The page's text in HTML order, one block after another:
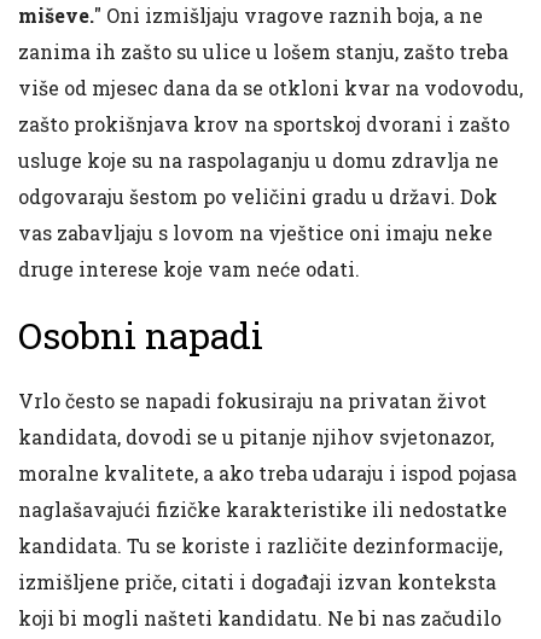
miševe." Oni izmišljaju vragove raznih boja, a ne
zanima ih zašto su ulice u lošem stanju, zašto treba
više od mjesec dana da se otkloni kvar na vodovodu,
zašto prokišnjava krov na sportskoj dvorani i zašto
usluge koje su na raspolaganju u domu zdravlja ne
odgovaraju šestom po veličini gradu u državi. Dok
vas zabavljaju s lovom na vještice oni imaju neke
druge interese koje vam neće odati.
Osobni napadi
Vrlo često se napadi fokusiraju na privatan život
kandidata, dovodi se u pitanje njihov svjetonazor,
moralne kvalitete, a ako treba udaraju i ispod pojasa
naglašavajući fizičke karakteristike ili nedostatke
kandidata. Tu se koriste i različite dezinformacije,
izmišljene priče, citati i događaji izvan konteksta
koji bi mogli našteti kandidatu. Ne bi nas začudilo